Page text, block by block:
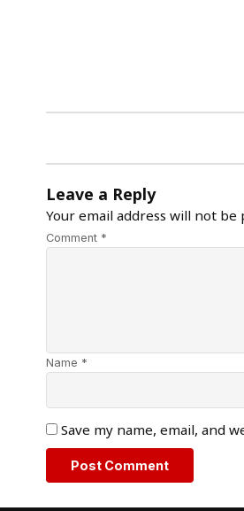
Leave a Reply
Your email address will not be
Comment *
Name *
Save my name, email, and